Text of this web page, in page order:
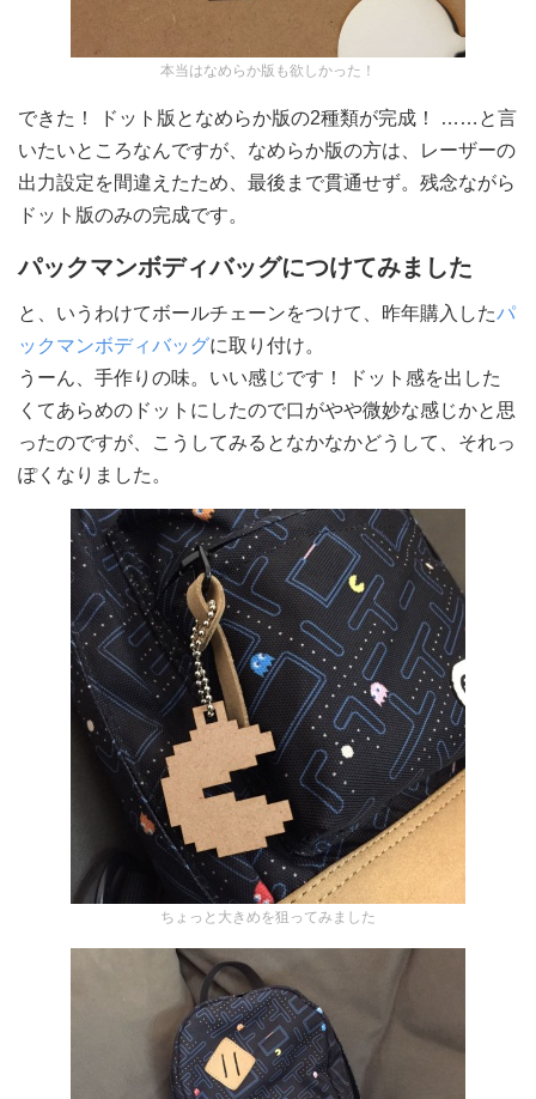
本当はなめらか版も欲しかった！
できた！ ドット版となめらか版の2種類が完成！ ……と言
いたいところなんですが、なめらか版の方は、レーザーの
出力設定を間違えたため、最後まで貫通せず。残念ながら
ドット版のみの完成です。
パックマンボディバッグにつけてみました
と、いうわけてボールチェーンをつけて、昨年購入したパ
ックマンボディバッグに取り付け。
うーん、手作りの味。いい感じです！ ドット感を出した
くてあらめのドットにしたので口がやや微妙な感じかと思
ったのですが、こうしてみるとなかなかどうして、それっ
ぽくなりました。
ちょっと大きめを狙ってみました